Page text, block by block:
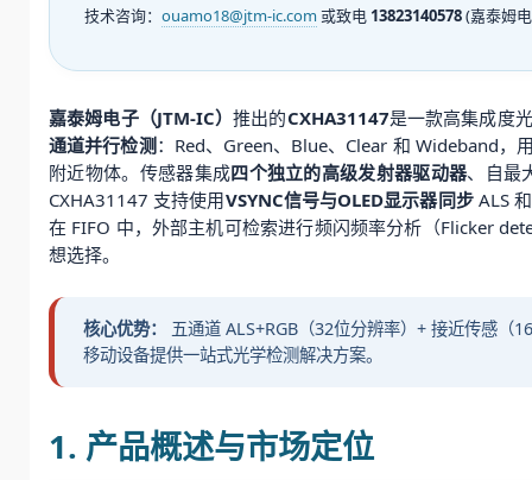
技术咨询： ouamo18@jtm-ic.com或致电 13823140578(嘉泰姆
嘉泰姆电子（JTM-IC）推出的CXHA31147是一款高集成度
通道并行检测 ：Red、Green、Blue、Clear 和 Wideband，
附近物体。传感器集成四个独立的高级发射器驱动器、自最
CXHA31147 支持使用VSYNC信号与OLED显示器同步ALS
在 FIFO 中，外部主机可检索进行频闪频率分析（Flicker
想选择。
核心优势：
五通道 ALS+RGB（32位分辨率）+ 接近传感（
移动设备提供一站式光学检测解决方案。
1. 产品概述与市场定位